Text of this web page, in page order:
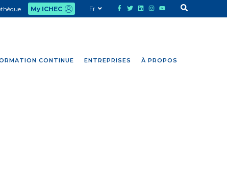
CONTINUE ENTREPRISES À PROPOS
My ICHEC Fr